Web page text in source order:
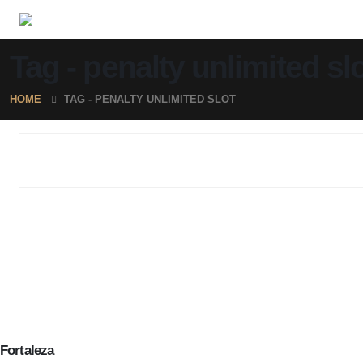
HOME TAG - PENALTY UNLIMITED SLOT
Fortaleza